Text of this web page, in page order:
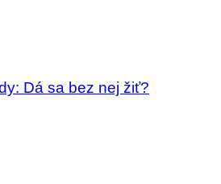
Dá sa bez nej žiť?